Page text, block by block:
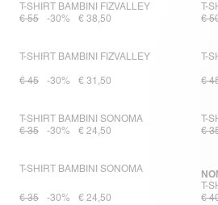
T-SHIRT BAMBINI FIZVALLEY
€ 55
-30% € 38,50
T-
€
T-SHIRT BAMBINI FIZVALLEY
€ 45 -30% € 31,50
T-
€
T-SHIRT BAMBINI SONOMA
€ 35
-30% € 24,50
T-
€
T-SHIRT BAMBINI SONOMA
€ 35 -30% € 24,50
T-
€